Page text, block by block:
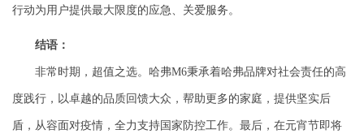
行动为用户提供最大限度的应急、关爱服务。
结语：
非常时期，超值之选。哈弗M6秉承着哈弗品牌对社会责任的高
度践行，以卓越的品质回馈大众，帮助更多的家庭，提供坚实后
盾，从容面对疫情，全力支持国家防控工作。最后，在元宵节即将